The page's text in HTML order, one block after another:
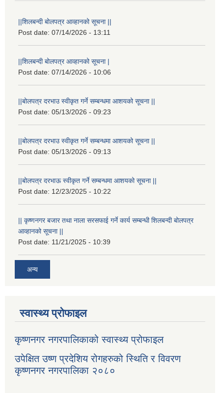
||शिलबन्दी बोलपत्र आव्हानको सूचना ||
Post date: 07/14/2026 - 13:11
||शिलबन्दी बोलपत्र आव्हानको सूचना |
Post date: 07/14/2026 - 10:06
||बोलपत्र दरभाउ स्वीकृत गर्ने सम्बन्धमा आशयको सूचना ||
Post date: 05/13/2026 - 09:23
||बोलपत्र दरभाउ स्वीकृत गर्ने सम्बन्धमा आशयको सूचना ||
Post date: 05/13/2026 - 09:13
||बोलपत्र दरभाऊ स्वीकृत गर्ने सम्बन्धमा आशयको सूचना ||
Post date: 12/23/2025 - 10:22
|| कृष्णनगर बजार तथा नाला सरसफाई गर्ने कार्य सम्बन्धी शिलबन्दी बोलपत्र
आव्हानको सूचना ||
Post date: 11/21/2025 - 10:39
अन्य
स्वास्थ्य प्रोफाइल
कृष्णनगर नगरपालिकाको स्वास्थ्य प्रोफाइल
उपेक्षित उष्ण प्रदेशिय रोगहरुको स्थिति र विवरण
कृष्णनगर नगरपालिका २०८०